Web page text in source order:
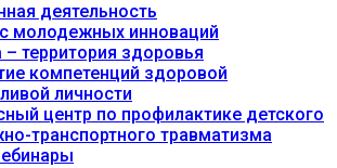
деятельность
молодежных инноваций
территория здоровья
компетенций здоровой
личности
центр по профилактике детского
транспортного травматизма